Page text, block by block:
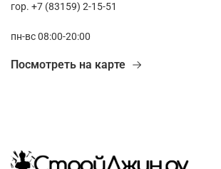
гор. +7 (83159) 2-15-51
пн-вс 08:00-20:00
Посмотреть на карте